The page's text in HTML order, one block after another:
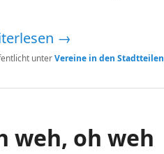
→
unterVereine in den Stadtteilen
weh, oh weh